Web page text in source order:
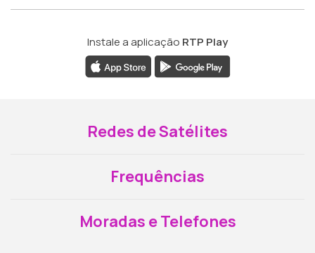
Instale a aplicação RTP Play
Redes de Satélites
Frequências
Moradas e Telefones